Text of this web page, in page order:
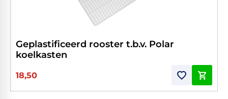
Geplastificeerd rooster t.b.v. Polar
koelkasten
18,50